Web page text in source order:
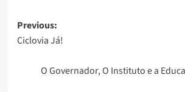
Post
navigation
Previous:
Ciclovia Já!
O Governador, O Instituto e a